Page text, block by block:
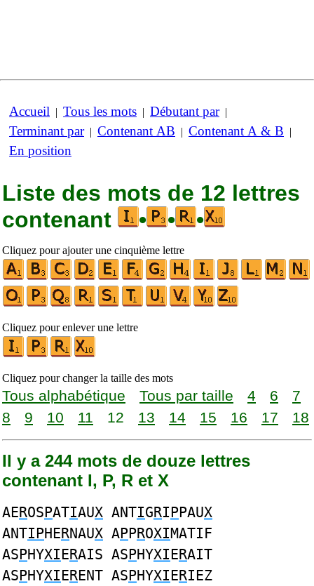
Accueil | Tous les mots | Débutant par|
Terminant par| Contenant AB | Contenant A & B |
En position
Liste des mots de 12 lettres
contenant
• • •
Cliquez pour ajouter une cinquième lettre
Cliquez pour enlever une lettre
Cliquez pour changer la taille des mots
Tous alphabétique Tous par taille 4 6
7
8
9 10 11 12 13 14 15 16 17 18
Il y a 244 mots de douze lettres
contenant I, P, R et X
AEROSPATIAUX ANTIGRIPPAUX
ANTIPHERNAUX APPROXIMATIF
ASPHYXIERAIS ASPHYXIERAIT
ASPHYXIERENT ASPHYXIERIEZ